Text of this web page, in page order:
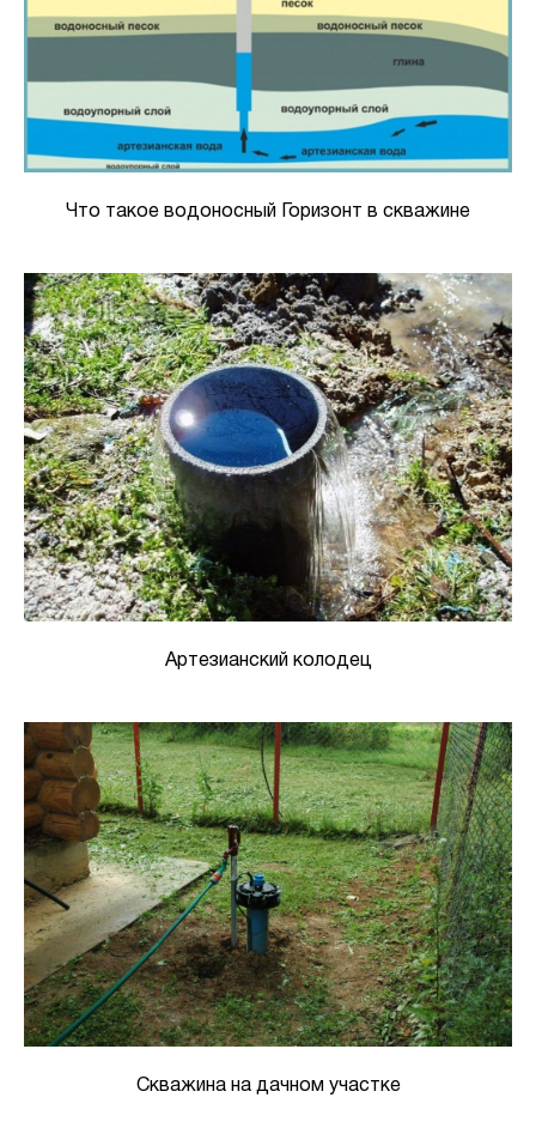
Что такое водоносный Горизонт в скважине
Артезианский колодец
Скважина на дачном участке